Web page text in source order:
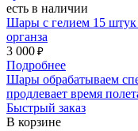
есть в наличии
Шары с гелием 15
органза
3 000 ₽
Подробнее
Шары обрабатываем
продлевает время
Быстрый заказ
В корзине